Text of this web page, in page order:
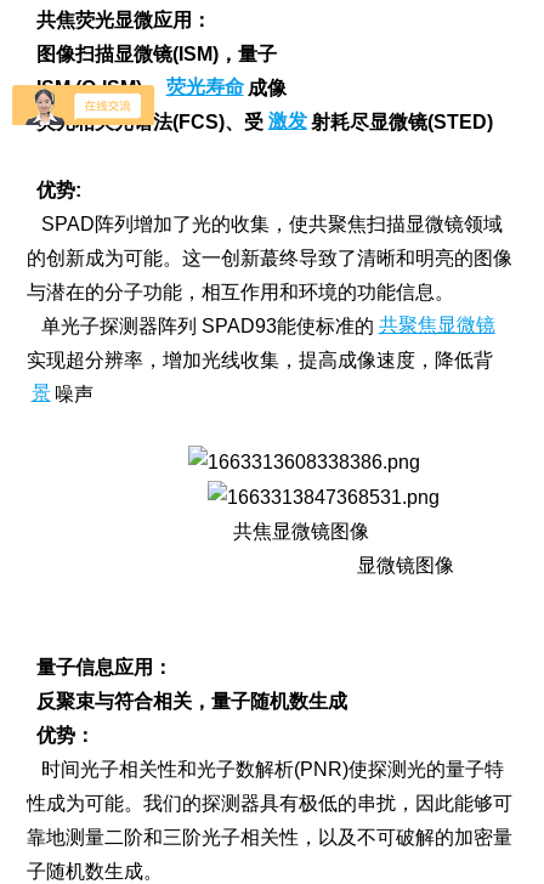
共焦荧光显微应用：
图像扫描显微镜(ISM)，量子
ISM (Q-ISM)， 荧光寿命 成像
荧光相关光谱法(FCS)、受 激发 射耗尽显微镜(STED)
优势:
SPAD阵列增加了光的收集，使共聚焦扫描显微镜领域
的创新成为可能。这一创新蕞终导致了清晰和明亮的图像
与潜在的分子功能，相互作用和环境的功能信息。
单光子探测器阵列 SPAD93能使标准的 共聚焦显微镜
实现超分辨率，增加光线收集，提高成像速度，降低背
景 噪声
共焦显微镜图像
显微镜图像
量子信息应用：
反聚束与符合相关，量子随机数生成
优势：
时间光子相关性和光子数解析(PNR)使探测光的量子特
性成为可能。我们的探测器具有极低的串扰，因此能够可
靠地测量二阶和三阶光子相关性，以及不可破解的加密量
子随机数生成。